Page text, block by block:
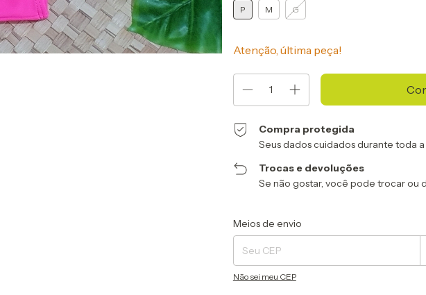
P M G
Atenção, última peça!
Compra protegida
Seus dados cuidados durante toda
Trocas e devoluções
Se não gostar, você pode trocar ou
Entregas para o CEP:
Meios de envio
Não sei meu CEP